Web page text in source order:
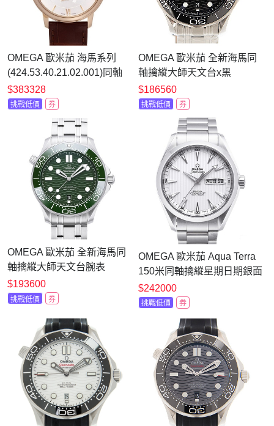
OMEGA 歐米茄 海馬系列
(424.53.40.21.02.001)同軸
擒縱動力儲存玫瑰金腕錶
x39.5mm
$383328
挑戰低價 券
OMEGA 歐米茄 全新海馬同
軸擒縱大師天文台x黑
x42mm
$186560
挑戰低價 券
OMEGA 歐米茄 全新海馬同
軸擒縱大師天文台腕表
(210.30.42.20.10.001)x綠面
x42mm
$193600
挑戰低價 券
OMEGA 歐米茄 Aqua Terra
150米同軸擒縱星期日期銀面
腕表
(231.10.43.22.02.001)x43mm
$242000
挑戰低價 券